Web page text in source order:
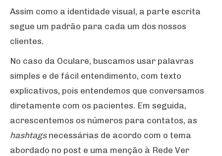
Assim como a identidade visual, a parte escrita
segue um padrão para cada um dos nossos
clientes.
No caso da Oculare, buscamos usar palavras
simples e de fácil entendimento, com texto
explicativos, pois entendemos que conversamos
diretamente com os pacientes. Em seguida,
acrescentemos os números para contatos, as
hashtags necessárias de acordo com o tema
abordado no post e uma menção à Rede Ver